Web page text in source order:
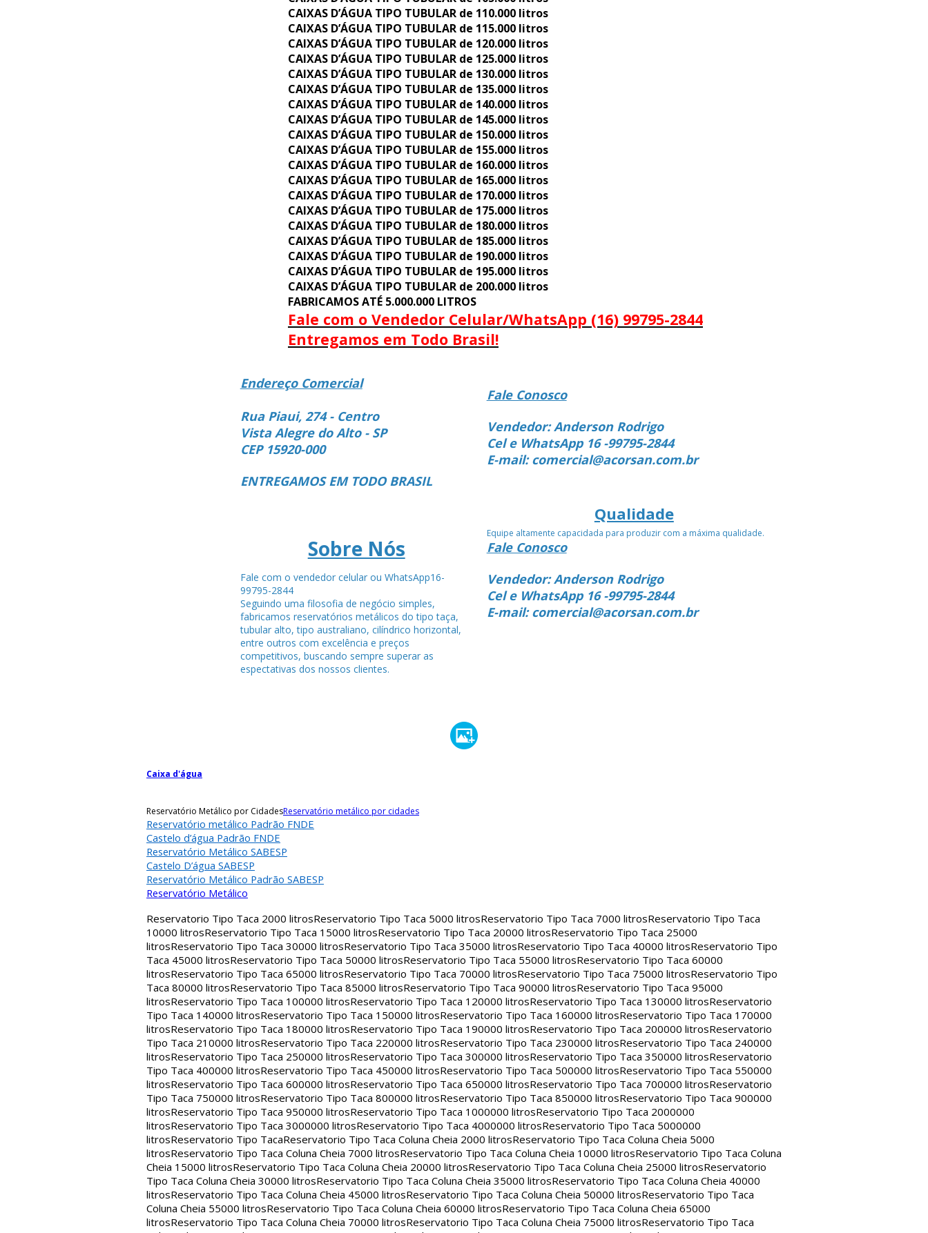
CAIXAS D’ÁGUA TIPO TUBULAR de 110.000 litros
CAIXAS D’ÁGUA TIPO TUBULAR de 115.000 litros
CAIXAS D’ÁGUA TIPO TUBULAR de 120.000 litros
CAIXAS D’ÁGUA TIPO TUBULAR de 125.000 litros
CAIXAS D’ÁGUA TIPO TUBULAR de 130.000 litros
CAIXAS D’ÁGUA TIPO TUBULAR de 135.000 litros
CAIXAS D’ÁGUA TIPO TUBULAR de 140.000 litros
CAIXAS D’ÁGUA TIPO TUBULAR de 145.000 litros
CAIXAS D’ÁGUA TIPO TUBULAR de 150.000 litros
CAIXAS D’ÁGUA TIPO TUBULAR de 155.000 litros
CAIXAS D’ÁGUA TIPO TUBULAR de 160.000 litros
CAIXAS D’ÁGUA TIPO TUBULAR de 165.000 litros
CAIXAS D’ÁGUA TIPO TUBULAR de 170.000 litros
CAIXAS D’ÁGUA TIPO TUBULAR de 175.000 litros
CAIXAS D’ÁGUA TIPO TUBULAR de 180.000 litros
CAIXAS D’ÁGUA TIPO TUBULAR de 185.000 litros
CAIXAS D’ÁGUA TIPO TUBULAR de 190.000 litros
CAIXAS D’ÁGUA TIPO TUBULAR de 195.000 litros
CAIXAS D’ÁGUA TIPO TUBULAR de 200.000 litros
FABRICAMOS ATÉ 5.000.000 LITROS
Fale com o Vendedor Celular/WhatsApp (16) 99795-2844
Entregamos em Todo Brasil!
Endereço Comercial
Rua Piaui, 274 - Centro
Vista Alegre do Alto - SP
CEP 15920-000
ENTREGAMOS EM TODO BRASIL
Sobre Nós
Fale com o vendedor celular ou WhatsApp16-
99795-2844
Seguindo uma filosofia de negócio simples,
fabricamos reservatórios metálicos do tipo taça,
tubular alto, tipo australiano, cilíndrico horizontal,
entre outros com excelência e preços
competitivos, buscando sempre superar as
espectativas dos nossos clientes.
Fale Conosco
Vendedor: Anderson Rodrigo
Cel e WhatsApp 16 -99795-2844
E-mail: comercial@acorsan.com.br
Qualidade
Equipe altamente capacidada para produzir com a máxima qualidade.
Fale Conosco
Vendedor: Anderson Rodrigo
Cel e WhatsApp 16 -99795-2844
E-mail: comercial@acorsan.com.br
Caixa d'água
Reservatório Metálico por CidadesReservatório metálico por cidades
Reservatório metálico Padrão FNDE
Castelo d’água Padrão FNDE
Reservatório Metálico SABESP
Castelo D’água SABESP
Reservatório Metálico Padrão SABESP
Reservatório Metálico
Reservatorio Tipo Taca 2000 litrosReservatorio Tipo Taca 5000 litrosReservatorio Tipo Taca 7000 litrosReservatorio Tipo Taca
10000 litrosReservatorio Tipo Taca 15000 litrosReservatorio Tipo Taca 20000 litrosReservatorio Tipo Taca 25000
litrosReservatorio Tipo Taca 30000 litrosReservatorio Tipo Taca 35000 litrosReservatorio Tipo Taca 40000 litrosReservatorio Tipo
Taca 45000 litrosReservatorio Tipo Taca 50000 litrosReservatorio Tipo Taca 55000 litrosReservatorio Tipo Taca 60000
litrosReservatorio Tipo Taca 65000 litrosReservatorio Tipo Taca 70000 litrosReservatorio Tipo Taca 75000 litrosReservatorio Tipo
Taca 80000 litrosReservatorio Tipo Taca 85000 litrosReservatorio Tipo Taca 90000 litrosReservatorio Tipo Taca 95000
litrosReservatorio Tipo Taca 100000 litrosReservatorio Tipo Taca 120000 litrosReservatorio Tipo Taca 130000 litrosReservatorio
Tipo Taca 140000 litrosReservatorio Tipo Taca 150000 litrosReservatorio Tipo Taca 160000 litrosReservatorio Tipo Taca 170000
litrosReservatorio Tipo Taca 180000 litrosReservatorio Tipo Taca 190000 litrosReservatorio Tipo Taca 200000 litrosReservatorio
Tipo Taca 210000 litrosReservatorio Tipo Taca 220000 litrosReservatorio Tipo Taca 230000 litrosReservatorio Tipo Taca 240000
litrosReservatorio Tipo Taca 250000 litrosReservatorio Tipo Taca 300000 litrosReservatorio Tipo Taca 350000 litrosReservatorio
Tipo Taca 400000 litrosReservatorio Tipo Taca 450000 litrosReservatorio Tipo Taca 500000 litrosReservatorio Tipo Taca 550000
litrosReservatorio Tipo Taca 600000 litrosReservatorio Tipo Taca 650000 litrosReservatorio Tipo Taca 700000 litrosReservatorio
Tipo Taca 750000 litrosReservatorio Tipo Taca 800000 litrosReservatorio Tipo Taca 850000 litrosReservatorio Tipo Taca 900000
litrosReservatorio Tipo Taca 950000 litrosReservatorio Tipo Taca 1000000 litrosReservatorio Tipo Taca 2000000
litrosReservatorio Tipo Taca 3000000 litrosReservatorio Tipo Taca 4000000 litrosReservatorio Tipo Taca 5000000
litrosReservatorio Tipo TacaReservatorio Tipo Taca Coluna Cheia 2000 litrosReservatorio Tipo Taca Coluna Cheia 5000
litrosReservatorio Tipo Taca Coluna Cheia 7000 litrosReservatorio Tipo Taca Coluna Cheia 10000 litrosReservatorio Tipo Taca Coluna
Cheia 15000 litrosReservatorio Tipo Taca Coluna Cheia 20000 litrosReservatorio Tipo Taca Coluna Cheia 25000 litrosReservatorio
Tipo Taca Coluna Cheia 30000 litrosReservatorio Tipo Taca Coluna Cheia 35000 litrosReservatorio Tipo Taca Coluna Cheia 40000
litrosReservatorio Tipo Taca Coluna Cheia 45000 litrosReservatorio Tipo Taca Coluna Cheia 50000 litrosReservatorio Tipo Taca
Coluna Cheia 55000 litrosReservatorio Tipo Taca Coluna Cheia 60000 litrosReservatorio Tipo Taca Coluna Cheia 65000
litrosReservatorio Tipo Taca Coluna Cheia 70000 litrosReservatorio Tipo Taca Coluna Cheia 75000 litrosReservatorio Tipo Taca